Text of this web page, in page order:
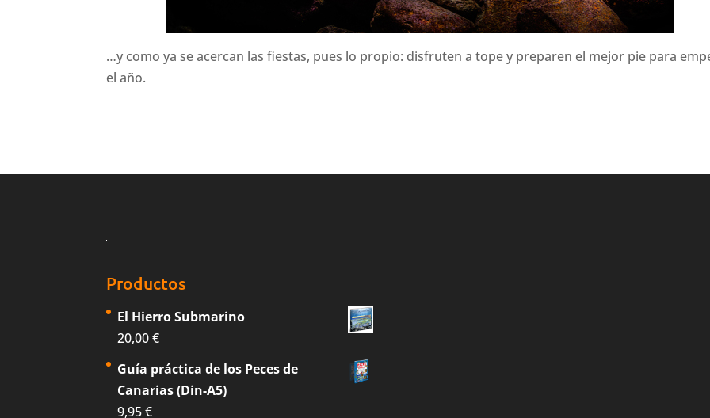
…y como ya se acercan las fiestas, pues lo propio: disfruten a tope y preparen el mejor pie para
el año.
Productos
El Hierro Submarino
20,00€
Guía práctica de los Peces de
Canarias (Din-A5)
9,95€